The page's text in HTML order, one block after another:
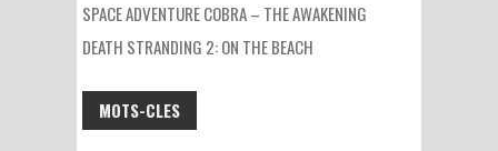
SPACE ADVENTURE COBRA – THE AWAKENING
DEATH STRANDING 2: ON THE BEACH
MOTS-CLES